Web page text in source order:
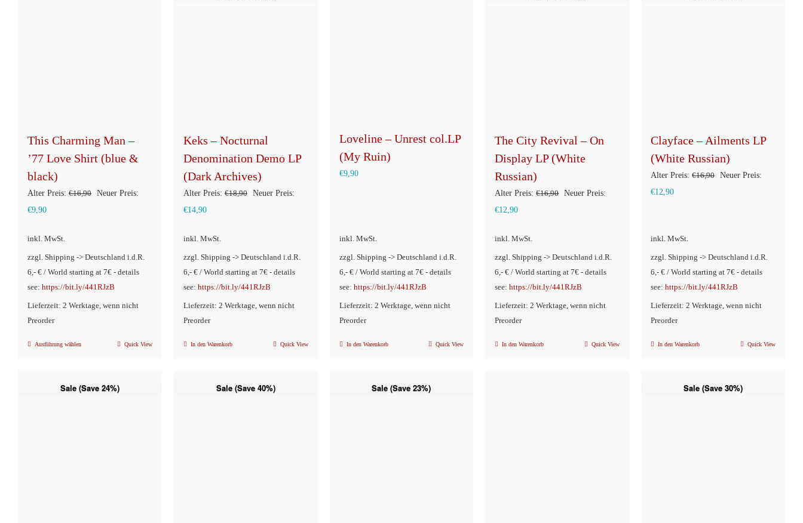
This Charming Man –
’77 Love Shirt (blue &
black)
Alter Preis: €16,90 Ursprünglicher
Neuer Preis:
€9,90Aktueller
ist:
€9,90.
inkl. MwSt.
zzgl. Shipping -> Deutschland i.d.R.
6,- € / World starting at 7€ - details
see: https://bit.ly/441RJzB
Lieferzeit: 2 Werktage, wenn nicht
Preorder
Ausführung wählenDieses
Quick View
Keks – Nocturnal
Denomination Demo LP
(Dark Archives)
Alter Preis: €18,90
Ursprünglicher
Neuer Preis:
€14,90Aktueller
ist:
€14,90.
inkl. MwSt.
zzgl. Shipping -> Deutschland i.d.R.
6,- € / World starting at 7€ - details
see: https://bit.ly/441RJzB
Lieferzeit: 2 Werktage, wenn nicht
Preorder
In den Warenkorb Quick View
Loveline – Unrest col.LP
(My Ruin)
€9,90
inkl. MwSt.
zzgl. Shipping -> Deutschland i.d.R.
6,- € / World starting at 7€ - details
see: https://bit.ly/441RJzB
Lieferzeit: 2 Werktage, wenn nicht
Preorder
In den Warenkorb Quick View
The City Revival – On
Display LP (White
Russian)
Alter Preis: €16,90 Ursprünglicher
Neuer Preis:
€12,90Aktueller
ist:
€12,90.
inkl. MwSt.
zzgl. Shipping -> Deutschland i.d.R.
6,- € / World starting at 7€ - details
see:https://bit.ly/441RJzB
Lieferzeit: 2 Werktage, wenn nicht
Preorder
In den Warenkorb Quick View
Clayface – Ailments LP
(White Russian)
Alter Preis: €16,90 Ursprünglicher
Neuer Preis:
€12,90Aktueller
€12,90.
inkl. MwSt.
zzgl. Shipping -> Deutschland i.d.R.
6,- € / World starting at 7€ - details
see:https://bit.ly/441RJzB
Lieferzeit: 2 Werktage, wenn nicht
Preorder
In den Warenkorb Quick View
Sale (Save 24%) Sale (Save 40%) Sale (Save 23%) Sale (Save 30%)